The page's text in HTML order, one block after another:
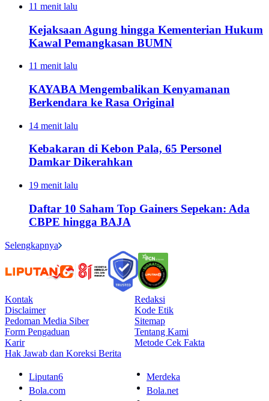
11 menit lalu
Kejaksaan Agung hingga Kementerian Hukum
Kawal Pemangkasan BUMN
11 menit lalu
KAYABA Mengembalikan Kenyamanan
Berkendara ke Rasa Original
14 menit lalu
Kebakaran di Kebon Pala, 65 Personel
Damkar Dikerahkan
19 menit lalu
Daftar 10 Saham Top Gainers Sepekan: Ada
CBPE hingga BAJA
Selengkapnya
Kontak
Redaksi
Disclaimer
Kode Etik
Pedoman Media Siber
Sitemap
Form Pengaduan
Tentang Kami
Karir
Metode Cek Fakta
Hak Jawab dan Koreksi Berita
Liputan6
Merdeka
Bola.com
Bola.net